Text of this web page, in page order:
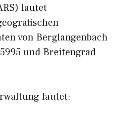
lautet
von Berglangenbach
und Breitengrad
lautet: